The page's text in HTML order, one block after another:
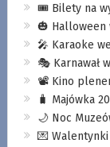
🎟️ Bilety na
🎃 Halloween
🎤 Karaoke
🎭 Karnawał
📽️ Kino
🧳 Majówka
🌙 Noc
💌 Walentynki